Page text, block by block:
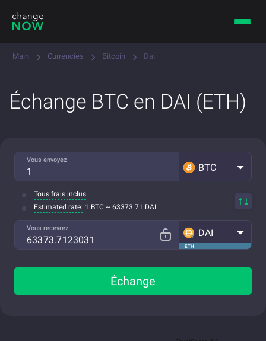
Main Currencies Bitcoin Dai
Échange BTC en DAI (ETH)
Vous envoyez
BTC
Tous frais inclus
Estimated rate: 1 BTC ~ 63373.71 DAI
Vous recevrez
ETH
DAI
Échange